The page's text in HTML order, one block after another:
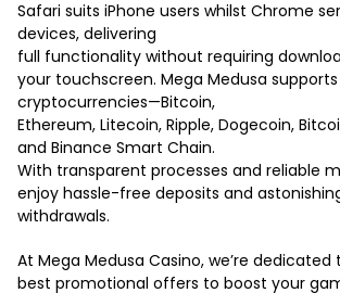
Safari suits iPhone users whilst Chrome
devices, delivering
full functionality without requiring
your touchscreen. Mega Medusa
cryptocurrencies—Bitcoin,
Ethereum, Litecoin, Ripple, Dogecoin,
and Binance Smart Chain.
With transparent processes and reliable
enjoy hassle-free deposits and
withdrawals.
At Mega Medusa Casino, we’re
best promotional offers to boost your